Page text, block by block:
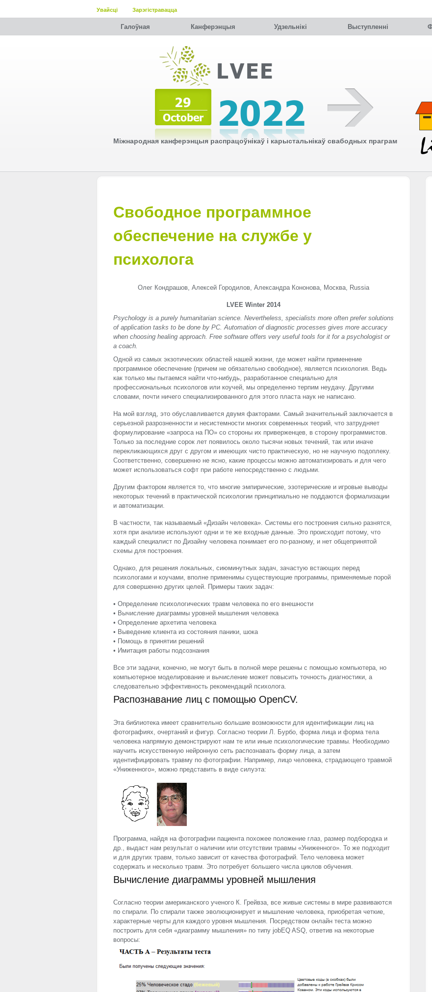
Увайсці Зарэгістравацца
Галоўная Канферэнцыя Удзельнiкi Выступленні
Міжнародная канферэнцыя распрацоўнікаў і карыстальнікаў свабодных праграм
Свободное программное
обеспечение на службе у
психолога
Олег Кондрашов, Алексей Городилов, Александра Кононова, Москва, Russia
LVEE Winter 2014
Psychology is a purely humanitarian science. Nevertheless, specialists more often prefer solutions
of application tasks to be done by PC. Automation of diagnostic processes gives more accuracy
when choosing healing approach. Free software offers very useful tools for it for a psychologist or
a coach.
Одной из самых экзотических областей нашей жизни, где может найти применение
программное обеспечение (причем не обязательно свободное), является психология. Ведь
как только мы пытаемся найти что-нибудь, разработанное специально для
профессиональных психологов или коучей, мы определенно терпим неудачу. Другими
словами, почти ничего специализированного для этого пласта наук не написано.
На мой взгляд, это обуславливается двумя факторами. Самый значительный заключается в
серьезной разрозненности и несистемности многих современных теорий, что затрудняет
формулирование «запроса на ПО» со стороны их приверженцев, в сторону программистов.
Только за последние сорок лет появилось около тысячи новых течений, так или иначе
перекликающихся друг с другом и имеющих чисто практическую, но не научную подоплеку.
Соответственно, совершенно не ясно, какие процессы можно автоматизировать и для чего
может использоваться софт при работе непосредственно с людьми.
Другим фактором является то, что многие эмпирические, эзотерические и игровые выводы
некоторых течений в практической психологии принципиально не поддаются формализации
и автоматизации.
В частности, так называемый «Дизайн человека». Системы его построения сильно разнятся,
хотя при анализе используют одни и те же входные данные. Это происходит потому, что
каждый специалист по Дизайну человека понимает его по-разному, и нет общепринятой
схемы для построения.
Однако, для решения локальных, сиюминутных задач, зачастую встающих перед
психологами и коучами, вполне применимы существующие программы, применяемые порой
для совершенно других целей. Примеры таких задач:
• Определение психологических травм человека по его внешности
• Вычисление диаграммы уровней мышления человека
• Определение архетипа человека
• Выведение клиента из состояния паники, шока
• Помощь в принятии решений
• Имитация работы подсознания
Все эти задачи, конечно, не могут быть в полной мере решены с помощью компьютера, но
компьютерное моделирование и вычисление может повысить точность диагностики, а
следовательно эффективность рекомендаций психолога.
Распознавание лиц с помощью OpenCV.
Эта библиотека имеет сравнительно большие возможности для идентификации лиц на
фотографиях, очертаний и фигур. Согласно теории Л. Бурбо, форма лица и форма тела
человека напрямую демонстрируют нам те или иные психологические травмы. Необходимо
научить искусственную нейронную сеть распознавать форму лица, а затем
идентифицировать травму по фотографии. Например, лицо человека, страдающего травмой
«Униженного», можно представить в виде силуэта:
Программа, найдя на фотографии пациента похожее положение глаз, размер подбородка и
др., выдаст нам результат о наличии или отсутствии травмы «Униженного». То же подходит
и для других травм, только зависит от качества фотографий. Тело человека может
содержать и несколько травм. Это потребует большего числа циклов обучения.
Вычисление диаграммы уровней мышления
Согласно теории американского ученого К. Грейвза, все живые системы в мире развиваются
по спирали. По спирали также эволюционирует и мышление человека, приобретая четкие,
характерные черты для каждого уровня мышления. Посредством онлайн теста можно
построить для себя «диаграмму мышления» по типу jobEQ ASQ, ответив на некоторые
вопросы: